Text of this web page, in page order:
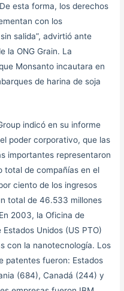
esta forma, los derechos
con los
salida”, advirtió ante
la ONG Grain. La
Monsanto incautara en
de harina de soja
indicó en su informe
poder corporativo, que las
importantes representaron
total de compañías en el
ciento de los ingresos
total de 46.533 millones
2003, la Oficina de
Unidos (US PTO)
con la nanotecnología. Los
patentes fueron: Estados
(684), Canadá (244) y